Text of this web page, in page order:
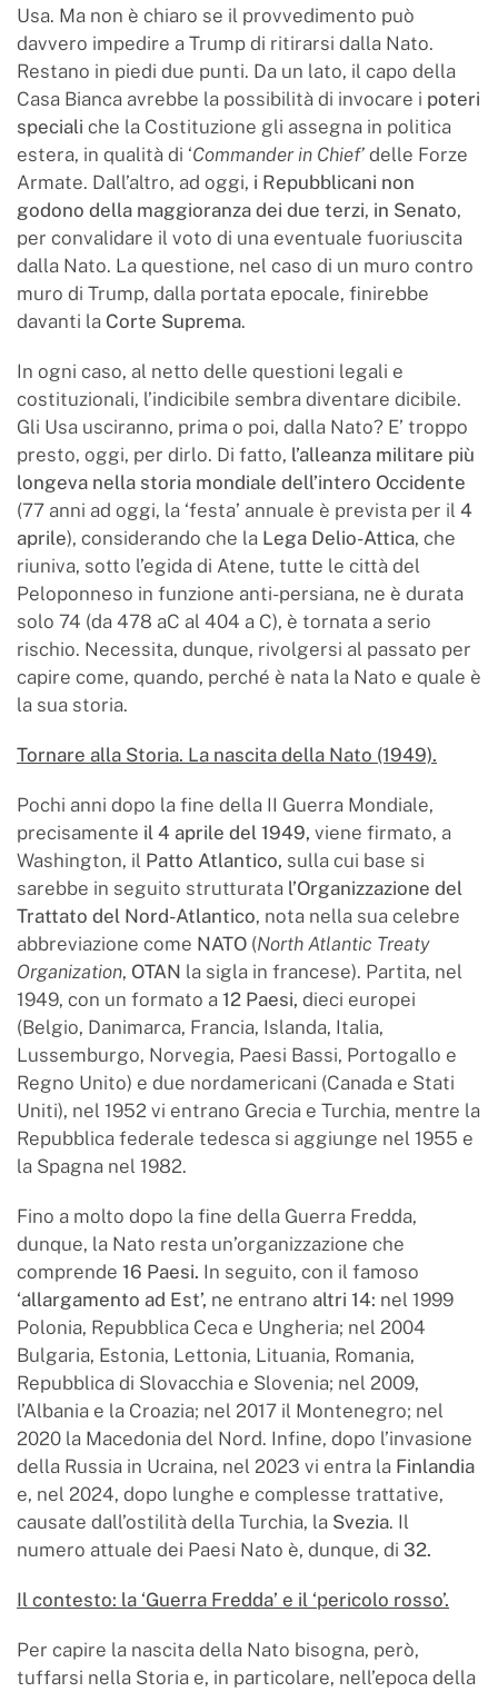
Usa. Ma non è chiaro se il provvedimento può
davvero impedire a Trump di ritirarsi dalla Nato.
Restano in piedi due punti. Da un lato, il capo della
Casa Bianca avrebbe la possibilità di invocare i poteri
speciali che la Costituzione gli assegna in politica
estera, in qualità di ‘Commander in Chief’ delle Forze
Armate. Dall’altro, ad oggi, i Repubblicani non
godono della maggioranza dei due terzi, in Senato,
per convalidare il voto di una eventuale fuoriuscita
dalla Nato. La questione, nel caso di un muro contro
muro di Trump, dalla portata epocale, finirebbe
davanti la Corte Suprema.
In ogni caso, al netto delle questioni legali e
costituzionali, l’indicibile sembra diventare dicibile.
Gli Usa usciranno, prima o poi, dalla Nato? E’ troppo
presto, oggi, per dirlo. Di fatto, l’alleanza militare più
longeva nella storia mondiale dell’intero Occidente
(77 anni ad oggi, la ‘festa’ annuale è prevista per il 4
aprile), considerando che la Lega Delio-Attica, che
riuniva, sotto l’egida di Atene, tutte le città del
Peloponneso in funzione anti-persiana, ne è durata
solo 74 (da 478 aC al 404 a C), è tornata a serio
rischio. Necessita, dunque, rivolgersi al passato per
capire come, quando, perché è nata la Nato e quale è
la sua storia.
Tornare alla Storia. La nascita della Nato (1949).
Pochi anni dopo la fine della II Guerra Mondiale,
precisamente il 4 aprile del 1949, viene firmato, a
Washington, il Patto Atlantico, sulla cui base si
sarebbe in seguito strutturata l’Organizzazione del
Trattato del Nord-Atlantico, nota nella sua celebre
abbreviazione come NATO (North Atlantic Treaty
Organization, OTAN la sigla in francese). Partita, nel
1949, con un formato a 12 Paesi, dieci europei
(Belgio, Danimarca, Francia, Islanda, Italia,
Lussemburgo, Norvegia, Paesi Bassi, Portogallo e
Regno Unito) e due nordamericani (Canada e Stati
Uniti), nel 1952 vi entrano Grecia e Turchia, mentre la
Repubblica federale tedesca si aggiunge nel 1955 e
la Spagna nel 1982.
Fino a molto dopo la fine della Guerra Fredda,
dunque, la Nato resta un’organizzazione che
comprende 16 Paesi. In seguito, con il famoso
‘allargamento ad Est’, ne entrano altri 14: nel 1999
Polonia, Repubblica Ceca e Ungheria; nel 2004
Bulgaria, Estonia, Lettonia, Lituania, Romania,
Repubblica di Slovacchia e Slovenia; nel 2009,
l’Albania e la Croazia; nel 2017 il Montenegro; nel
2020 la Macedonia del Nord. Infine, dopo l’invasione
della Russia in Ucraina, nel 2023 vi entra la Finlandia
e, nel 2024, dopo lunghe e complesse trattative,
causate dall’ostilità della Turchia, la Svezia. Il
numero attuale dei Paesi Nato è, dunque, di 32.
Il contesto: la ‘Guerra Fredda’ e il ‘pericolo rosso’.
Per capire la nascita della Nato bisogna, però,
tuffarsi nella Storia e, in particolare, nell’epoca della